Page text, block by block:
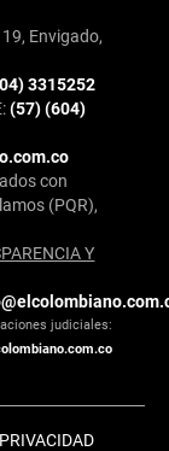
Envigado,
3315252
(57) (604)
con
(PQR),
Y
judiciales: